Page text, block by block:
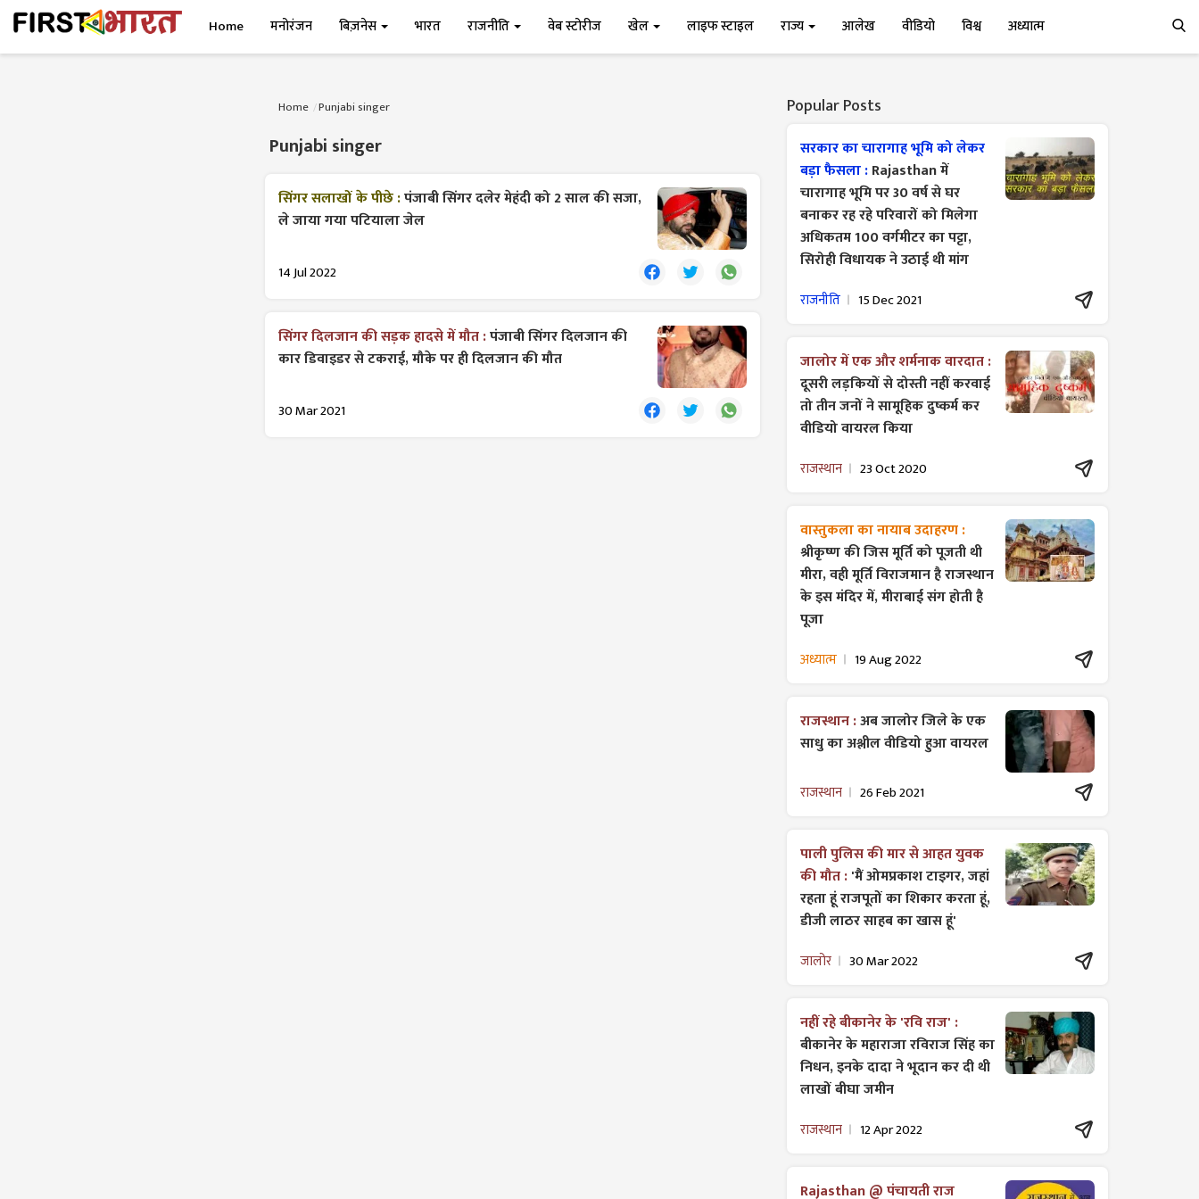
Home मनोरंजन बिज़नेस भारत राजनीति वेब स्टोरीज खेल लाइफ स्टाइल राज्य आलेख वीडियो विश्व अध्यात्म
Home Punjabi singer
Punjabi singer
सिंगर सलाखों के पीछे :पंजाबी सिंगर दलेर मेहंदी को 2 साल की सजा,
ले जाया गया पटियाला जेल
14 Jul 2022
सिंगर दिलजान की सड़क हादसे में मौत :पंजाबी सिंगर दिलजान की
कार डिवाइडर से टकराई, मौके पर ही दिलजान की मौत
30 Mar 2021
Popular Posts
सरकार का चारागाह भूमि को लेकर
बड़ा फैसला :Rajasthan में
चारागाह भूमि पर 30 वर्ष से घर
बनाकर रह रहे परिवारों को मिलेगा
अधिकतम 100 वर्गमीटर का पट्टा,
सिरोही विधायक ने उठाई थी मांग
राजनीति 15 Dec 2021
जालोर में एक और शर्मनाक वारदात :
दूसरी लड़कियों से दोस्ती नहीं करवाई
तो तीन जनों ने सामूहिक दुष्कर्म कर
वीडियो वायरल किया
राजस्थान 23 Oct 2020
वास्तुकला का नायाब उदाहरण :
श्रीकृष्ण की जिस मूर्ति को पूजती थी
मीरा, वही मूर्ति विराजमान है राजस्थान
के इस मंदिर में, मीराबाई संग होती है
पूजा
अध्यात्म 19 Aug 2022
राजस्थान :अब जालोर जिले के एक
साधु का अश्लील वीडियो हुआ वायरल
राजस्थान 26 Feb 2021
पाली पुलिस की मार से आहत युवक
की मौत :'मैं ओमप्रकाश टाइगर, जहां
रहता हूं राजपूतों का शिकार करता हूं,
डीजी लाठर साहब का खास हूं'
जालोर 30 Mar 2022
नहीं रहे बीकानेर के 'रवि राज' :
बीकानेर के महाराजा रविराज सिंह का
निधन, इनके दादा ने भूदान कर दी थी
लाखों बीघा जमीन
राजस्थान 12 Apr 2022
Rajasthan @ पंचायती राज